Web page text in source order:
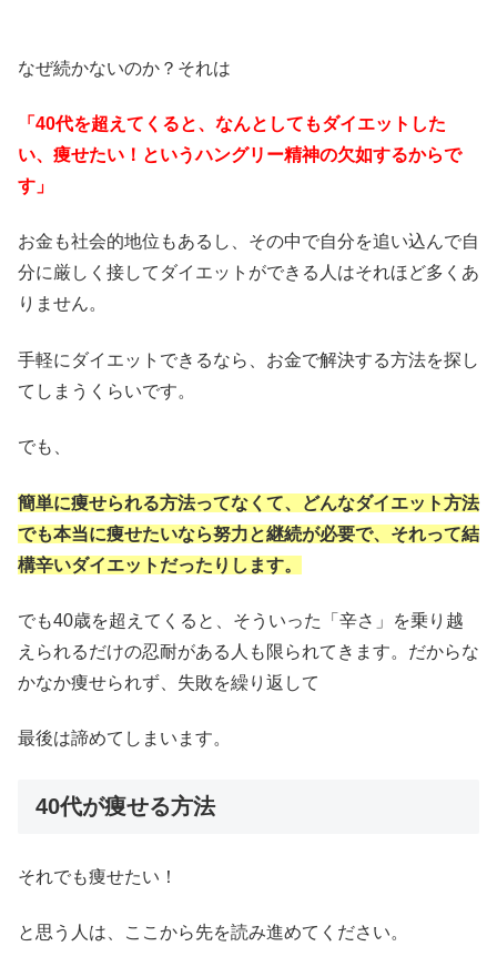
なぜ続かないのか？それは
「40代を超えてくると、なんとしてもダイエットした
い、痩せたい！というハングリー精神の欠如するからで
す」
お金も社会的地位もあるし、その中で自分を追い込んで自
分に厳しく接してダイエットができる人はそれほど多くあ
りません。
手軽にダイエットできるなら、お金で解決する方法を探し
てしまうくらいです。
でも、
簡単に痩せられる方法ってなくて、どんなダイエット方法
でも本当に痩せたいなら努力と継続が必要で、それって結
構辛いダイエットだったりします。
でも40歳を超えてくると、そういった「辛さ」を乗り越
えられるだけの忍耐がある人も限られてきます。だからな
かなか痩せられず、失敗を繰り返して
最後は諦めてしまいます。
40代が痩せる方法
それでも痩せたい！
と思う人は、ここから先を読み進めてください。